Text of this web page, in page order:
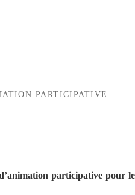
PARTICIPATIVE
participative pour